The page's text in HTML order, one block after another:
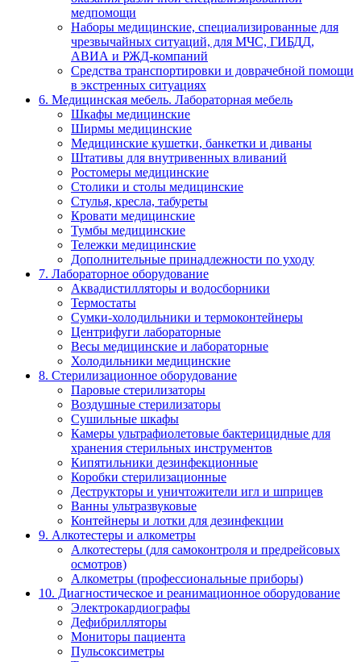
медпомощи
Наборы медицинские, специализированные для
чрезвычайных ситуаций, для МЧС, ГИБДД,
АВИА и РЖД-компаний
Средства транспортировки и доврачебной помощи
в экстренных ситуациях
6. Медицинская мебель. Лабораторная мебель
Шкафы медицинские
Ширмы медицинские
Медицинские кушетки, банкетки и диваны
Штативы для внутривенных вливаний
Ростомеры медицинские
Столики и столы медицинские
Стулья, кресла, табуреты
Кровати медицинские
Тумбы медицинские
Тележки медицинские
Дополнительные принадлежности по уходу
7. Лабораторное оборудование
Аквадистилляторы и водосборники
Термостаты
Сумки-холодильники и термоконтейнеры
Центрифуги лабораторные
Весы медицинские и лабораторные
Холодильники медицинские
8. Стерилизационное оборудование
Паровые стерилизаторы
Воздушные стерилизаторы
Сушильные шкафы
Камеры ультрафиолетовые бактерицидные для
хранения стерильных инструментов
Кипятильники дезинфекционные
Коробки стерилизационные
Деструкторы и уничтожители игл и шприцев
Ванны ультразвуковые
Контейнеры и лотки для дезинфекции
9. Алкотестеры и алкометры
Алкотестеры (для самоконтроля и предрейсовых
осмотров)
Алкометры (профессиональные приборы)
10. Диагностическое и реанимационное оборудование
Электрокардиографы
Дефибрилляторы
Мониторы пациента
Пульсоксиметры